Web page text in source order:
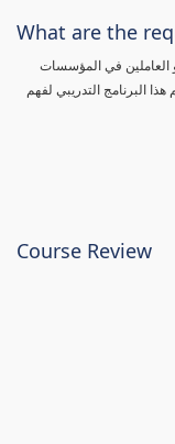
What are the
في المؤسسات
البرنامج التدريبي لفهم
Course Review